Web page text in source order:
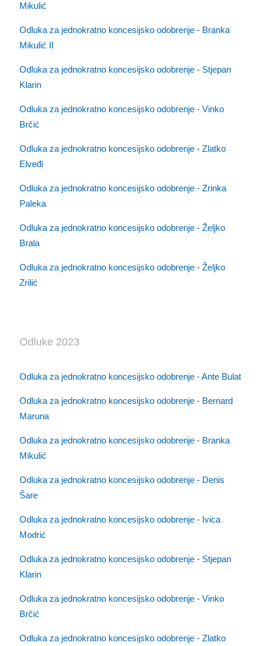
Mikulić
Odluka za jednokratno koncesijsko odobrenje - Branka
Mikulić II
Odluka za jednokratno koncesijsko odobrenje - Stjepan
Klarin
Odluka za jednokratno koncesijsko odobrenje - Vinko
Brčić
Odluka za jednokratno koncesijsko odobrenje - Zlatko
Elveđi
Odluka za jednokratno koncesijsko odobrenje - Zrinka
Paleka
Odluka za jednokratno koncesijsko odobrenje - Željko
Brala
Odluka za jednokratno koncesijsko odobrenje - Željko
Zrilić
Odluke 2023
Odluka za jednokratno koncesijsko odobrenje - Ante Bulat
Odluka za jednokratno koncesijsko odobrenje - Bernard
Maruna
Odluka za jednokratno koncesijsko odobrenje - Branka
Mikulić
Odluka za jednokratno koncesijsko odobrenje - Denis
Šare
Odluka za jednokratno koncesijsko odobrenje - Ivica
Modrić
Odluka za jednokratno koncesijsko odobrenje - Stjepan
Klarin
Odluka za jednokratno koncesijsko odobrenje - Vinko
Brčić
Odluka za jednokratno koncesijsko odobrenje - Zlatko